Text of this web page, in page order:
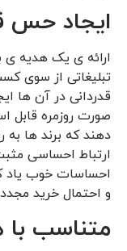
ایجاد حس
ارائه ی یک هدیه
تبلیغاتی از سوی
قدردانی در آن ها
‌صورت روزمره قابل
‌دهند که برند ها
ارتباط احساسی
احساسات خوب یاد
و احتمال خرید
متناسب